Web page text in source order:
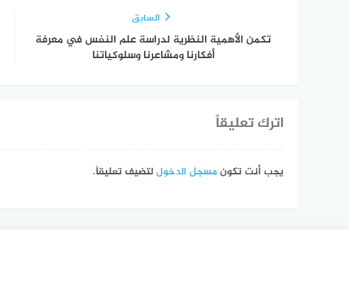
السابق
تكمن الأهمية النظرية لدراسة علم النفس في معرفة
أفكارنا ومشاعرنا وسلوكياتنا
اترك تعليقاً
يجب أنت تكونمسجل الدخوللتضيف تعليقاً.